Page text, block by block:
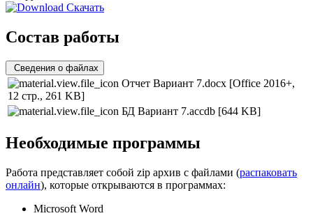
Скачать
Состав работы
Сведения о файлах
Отчет Вариант 7.docx [Office 2016+,
12 стр., 261 KB]
БД Вариант 7.accdb [644 KB]
Необходимые программы
Работа представляет собой zip архив с файлами (распаковать
онлайн), которые открываются в программах:
Microsoft Word